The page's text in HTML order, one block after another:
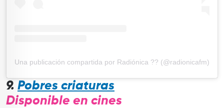
Una publicación compartida por Radiónica ?? (@radionicafm)
9. Pobres criaturas
Disponible en cines